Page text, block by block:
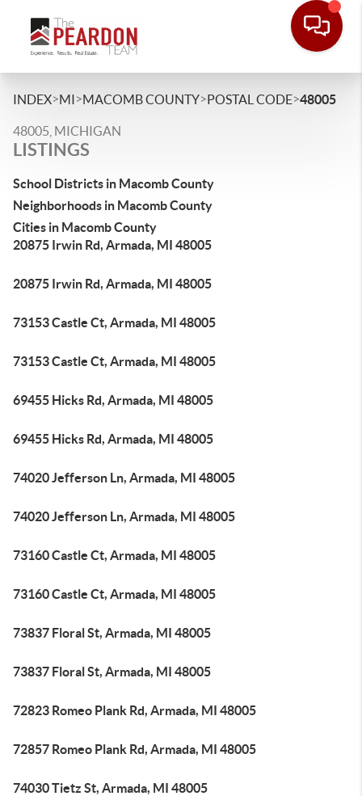
INDEX>MI>MACOMB COUNTY>POSTAL CODE>48005
48005, MICHIGAN
LISTINGS
School Districts in Macomb County
Neighborhoods in Macomb County
Cities in Macomb County
20875 Irwin Rd, Armada, MI 48005
20875 Irwin Rd, Armada, MI 48005
73153 Castle Ct, Armada, MI 48005
73153 Castle Ct, Armada, MI 48005
69455 Hicks Rd, Armada, MI 48005
69455 Hicks Rd, Armada, MI 48005
74020 Jefferson Ln, Armada, MI 48005
74020 Jefferson Ln, Armada, MI 48005
73160 Castle Ct, Armada, MI 48005
73160 Castle Ct, Armada, MI 48005
73837 Floral St, Armada, MI 48005
73837 Floral St, Armada, MI 48005
72823 Romeo Plank Rd, Armada, MI 48005
72857 Romeo Plank Rd, Armada, MI 48005
74030 Tietz St, Armada, MI 48005